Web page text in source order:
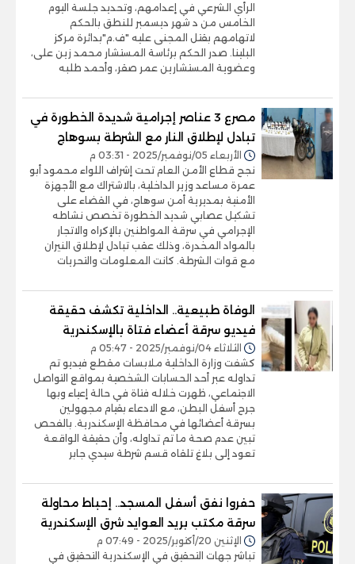
الرأي الشرعي في إعدامهم، وتحديد جلسة اليوم
الخامس من د شهر ديسمبر للنطق بالحكم
لاتهامهم بقتل المجنى عليه "ف.م"بدائرة مركز
البلينا. صدر الحكم برئاسة المستشار محمد زين على،
وعضوية المستشارين عمر صقر، وأحمد طلبه
مصرع 3 عناصر إجرامية شديدة الخطورة في
تبادل لإطلاق النار مع الشرطة بسوهاج
الأربعاء 05/نوفمبر/2025 - 03:31 م
نجح قطاع الأمن العام تحت إشراف اللواء محمود أبو
عمرة مساعد وزير الداخلية، بالاشتراك مع الأجهزة
الأمنية بمديرية أمن سوهاج، في القضاء على
تشكيل عصابي شديد الخطورة تخصص نشاطه
الإجرامي في سرقة المواطنين بالإكراه والاتجار
بالمواد المخدرة، وذلك عقب تبادل لإطلاق النيران
مع قوات الشرطة. كانت المعلومات والتحريات
الوفاة طبيعية.. الداخلية تكشف حقيقة
فيديو سرقة أعضاء فتاة بالإسكندرية
الثلاثاء 04/نوفمبر/2025 - 05:47 م
كشفت وزارة الداخلية ملابسات مقطع فيديو تم
تداوله عبر أحد الحسابات الشخصية بمواقع التواصل
الاجتماعي، ظهرت خلاله فتاة في حالة إعياء وبها
جرح أسفل البطن، مع الادعاء بقيام مجهولين
بسرقة أعضائها في محافظة الإسكندرية. بالفحص
تبين عدم صحة ما تم تداوله، وأن حقيقة الواقعة
تعود إلى بلاغ تلقاه قسم شرطة سيدي جابر
حفروا نفق أسفل المسجد.. إحباط محاولة
سرقة مكتب بريد العوايد شرق الإسكندرية
الإثنين 20/أكتوبر/2025 - 07:49 م
تباشر جهات التحقيق في الإسكندرية التحقيق في